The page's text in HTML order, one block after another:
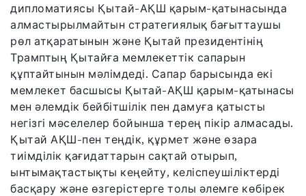
дипломатиясы Қытай-АҚШ қарым-қатынасында
алмастырылмайтын стратегиялық бағыттаушы
рөл атқаратынын және Қытай президентінің
Трамптың Қытайға мемлекеттік сапарын
құптайтынын мәлімдеді. Сапар барысында екі
мемлекет басшысы Қытай-АҚШ қарым-қатынасы
мен әлемдік бейбітшілік пен дамуға қатысты
негізгі мәселелер бойынша терең пікір алмасады.
Қытай АҚШ-пен теңдік, құрмет және өзара
тиімділік қағидаттарын сақтай отырып,
ынтымақтастықты кеңейту, келіспеушіліктерді
басқару және өзгерістерге толы әлемге көбірек